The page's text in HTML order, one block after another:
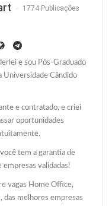
1774 Publicações
e sou Pós-Graduado
Universidade Cândido
e contratado, e criei
oportunidades
tem a garantia de
empresas validadas!
vagas Home Office,
das melhores empresas